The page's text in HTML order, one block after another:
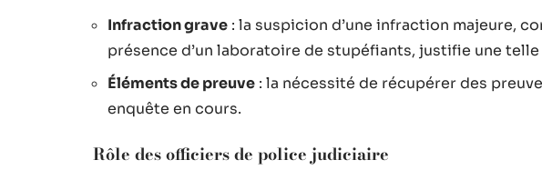
Infraction grave : la suspicion d’une infraction majeure,
présence d’un laboratoire de stupéfiants, justifie une telle
Éléments de preuve : la nécessité de récupérer des
enquête en cours.
Rôle des officiers de police judiciaire